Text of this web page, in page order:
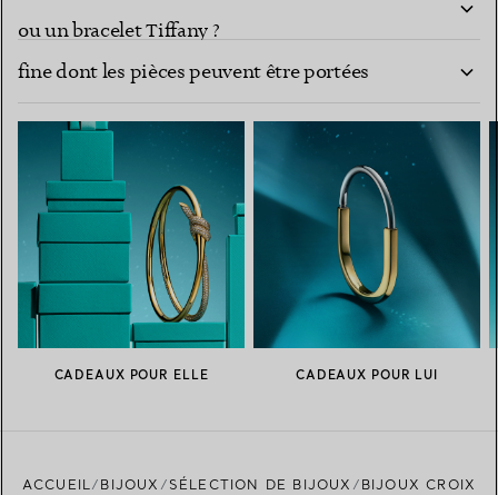
ou un bracelet Tiffany ?
Comment composer une collection de joaillerie
fine dont les pièces peuvent être portées
ensemble ?
CADEAUX POUR ELLE CADEAUX POUR LUI
ACCUEIL BIJOUX SÉLECTION DE BIJOUX BIJOUX CROIX